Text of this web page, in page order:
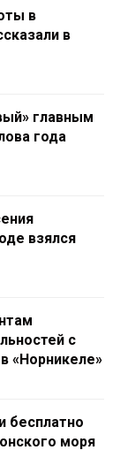
в
в
главным
года
взялся
с
«Норникеле»
бесплатно
моря